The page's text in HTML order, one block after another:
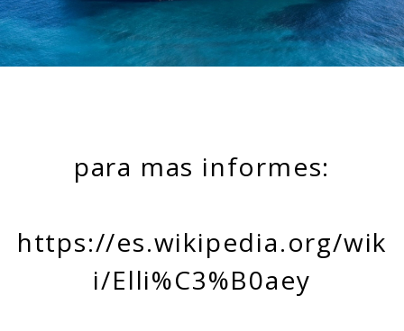
para mas informes:
https://es.wikipedia.org/wik
i/Elli%C3%B0aey